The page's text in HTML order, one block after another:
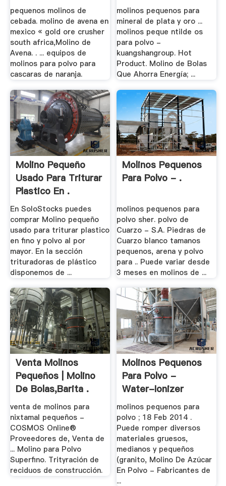
pequenos molinos de
cebada. molino de avena en
mexico « gold ore crusher
south africa,Molino de
Avena. . ... equipos de
molinos para polvo para
cascaras de naranja.
molinos pequenos para
mineral de plata y oro ...
molinos peque ntilde os
para polvo -
kuangshangroup. Hot
Product. Molino de Bolas
Que Ahorra Energía; ...
Molino Pequeño
Usado Para Triturar
Plastico En .
En SoloStocks puedes
comprar Molino pequeño
usado para triturar plastico
en fino y polvo al por
mayor. En la sección
trituradoras de plástico
disponemos de ...
Molinos Pequenos
Para Polvo - .
molinos pequenos para
polvo sher. polvo de
Cuarzo - S.A. Piedras de
Cuarzo blanco tamanos
pequenos, arena y polvo
para .. Puede variar desde
3 meses en molinos de ...
Venta Molinos
Pequeños | Molino
De Bolas,Barita .
venta de molinos para
nixtamal pequeños -
COSMOS Online®
Proveedores de, Venta de
... Molino para Polvo
Superfino. Trityración de
reciduos de construcción.
Molinos Pequenos
Para Polvo -
Water-Ionizer
molinos pequenos para
polvo ; 18 Feb 2014 .
Puede romper diversos
materiales gruesos,
medianos y pequeños
(granito, Molino De Azúcar
En Polvo - Fabricantes de
...